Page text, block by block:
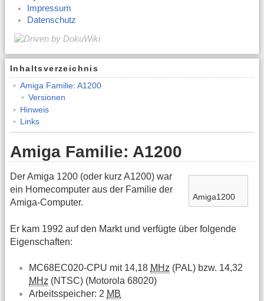
Impressum
Datenschutz
Inhaltsverzeichnis
Amiga Familie: A1200
Versionen
Hinweis
Links
Amiga Familie: A1200
Amiga1200
Der Amiga 1200 (oder kurz A1200) war
ein Homecomputer aus der Familie der
Amiga-Computer.
Er kam 1992 auf den Markt und verfügte über folgende
Eigenschaften:
MC68EC020-CPU mit 14,18 MHz (PAL) bzw. 14,32
MHz (NTSC) (Motorola 68020)
Arbeitsspeicher: 2 MB